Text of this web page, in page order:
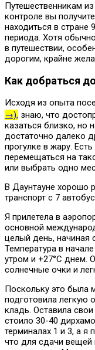
Путешественникам
контроле вы
находиться в стране
периода. Хотя
в путешествии,
дорогим, крайне
Как добраться
Исходя из опыта
→), знаю, что
казаться близко, но
достаточно далеко
прогулке в жару.
перемещаться на
или выбрать одно
В Даунтауне хорошо
транспорт с 7
Я прилетела в
основной
целый день, начиная
Температура в
утром и +27°C днем.
солнечные очки и
Поскольку это была
подготовила легкую
кладь. Оставила
стоило 30-40
терминалах 1 и 3, а я
что для сдачи вещей